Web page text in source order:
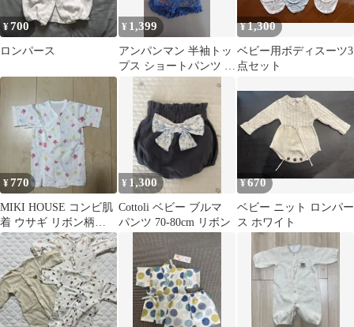
¥700
ロンパース
¥ 1,399
アンパンマン 半袖トッ
プス ショートパンツ セ
ット
¥1,300
ベビー用ボディスーツ3
点セット
¥770
MIKI HOUSE コンビ肌
着 ウサギ リボン柄
50cm
¥ 1,300
Cottoli ベビー ブルマ
パンツ 70-80cm リボン
¥670
ベビー ニット ロンパー
ス ホワイト